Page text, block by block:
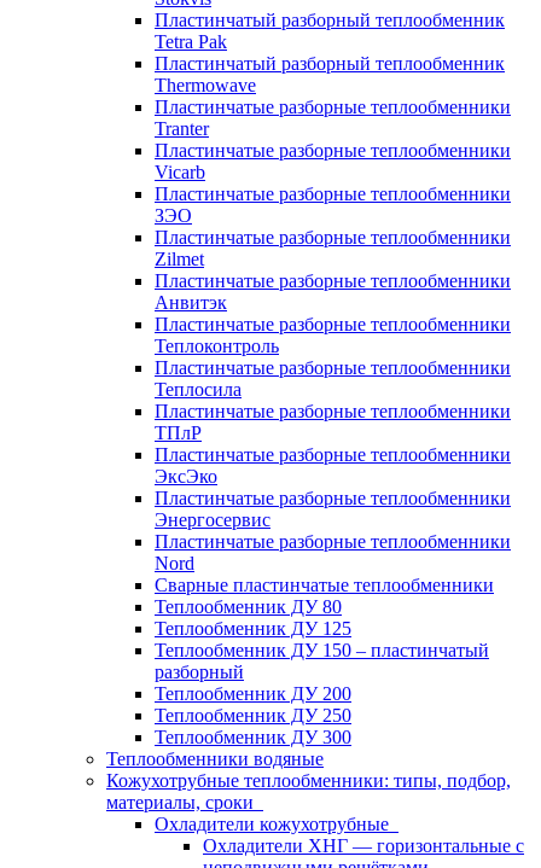
Пластинчатый разборный теплообменник
Tetra Pak
Пластинчатый разборный теплообменник
Thermowave
Пластинчатые разборные теплообменники
Tranter
Пластинчатые разборные теплообменники
Vicarb
Пластинчатые разборные теплообменники
ЗЭО
Пластинчатые разборные теплообменники
Zilmet
Пластинчатые разборные теплообменники
Анвитэк
Пластинчатые разборные теплообменники
Теплоконтроль
Пластинчатые разборные теплообменники
Теплосила
Пластинчатые разборные теплообменники
ТПлР
Пластинчатые разборные теплообменники
ЭксЭко
Пластинчатые разборные теплообменники
Энергосервис
Пластинчатые разборные теплообменники
Nord
Сварные пластинчатые теплообменники
Теплообменник ДУ 80
Теплообменник ДУ 125
Теплообменник ДУ 150 – пластинчатый
разборный
Теплообменник ДУ 200
Теплообменник ДУ 250
Теплообменник ДУ 300
Теплообменники водяные
Кожухотрубные теплообменники: типы, подбор,
материалы, сроки
Охладители кожухотрубные
Охладители ХНГ — горизонтальные с